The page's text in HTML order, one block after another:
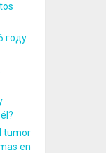
году
tumor
en